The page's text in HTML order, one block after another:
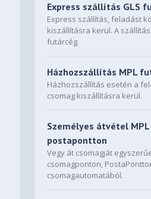
Express szállítás GLS
Express szállítás, feladást
kiszállításra kerül. A
futárcég.
Házhozszállítás MPL
Házhozszállítás esetén a
csomag kiszállításra kerül.
Személyes átvétel
postapontton
Vegy át csomagját
csomagponton,
csomagautomatából.